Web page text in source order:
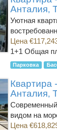
Анталия,
Уютная
Цена
1+1 Общая
Парковка
Квартира
Анталия,
видом на
Цена